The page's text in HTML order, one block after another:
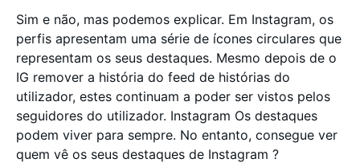
Sim e não, mas podemos explicar. Em Instagram, os
perfis apresentam uma série de ícones circulares que
representam os seus destaques. Mesmo depois de o
IG remover a história do feed de histórias do
utilizador, estes continuam a poder ser vistos pelos
seguidores do utilizador. Instagram Os destaques
podem viver para sempre. No entanto, consegue ver
quem vê os seus destaques de Instagram ?